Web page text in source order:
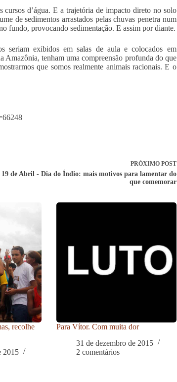
cursos d’água. E a trajetória de impacto direto no solo
de sedimentos arrastados pelas chuvas penetra num
fundo, provocando sedimentação. E assim por diante.
seriam exibidos em salas de aula e colocados em
Amazônia, tenham uma compreensão profunda do que
que somos realmente animais racionais. E o
PRÓXIMO POST
19 de Abril - Dia do Índio: mais motivos para lamentar do
que comemorar
recolhe
2015
Para Vítor. Com muita dor
31 de dezembro de 2015
2 comentários